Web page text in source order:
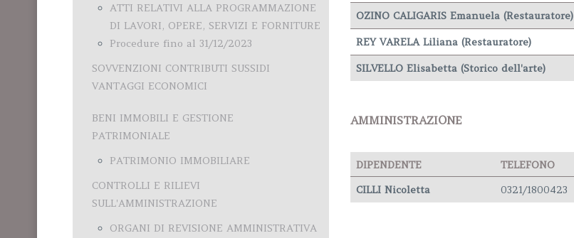
ATTI RELATIVI ALLA PROGRAMMAZIONE
DI LAVORI, OPERE, SERVIZI E FORNITURE
Procedure fino al 31/12/2023
SOVVENZIONI CONTRIBUTI SUSSIDI
VANTAGGI ECONOMICI
BENI IMMOBILI E GESTIONE
PATRIMONIALE
PATRIMONIO IMMOBILIARE
CONTROLLI E RILIEVI
SULL'AMMINISTRAZIONE
ORGANI DI REVISIONE AMMINISTRATIVA
OZINO CALIGARIS Emanuela (Restauratore)
REY VARELA Liliana (Restauratore)
SILVELLO Elisabetta (Storico dell'arte)
AMMINISTRAZIONE
DIPENDENTE TELEFONO
CILLI Nicoletta
0321/1800423